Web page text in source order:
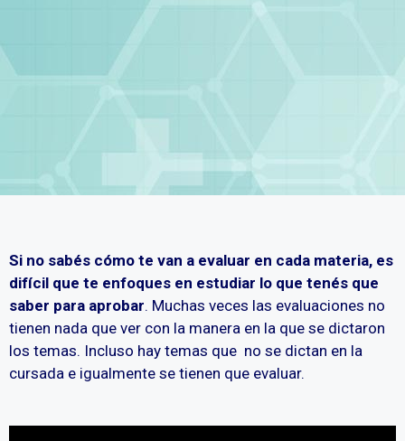
Si no sabés cómo te van a evaluar en cada materia, es
difícil que te enfoques en estudiar lo que tenés que
saber para aprobar. Muchas veces las evaluaciones no
tienen nada que ver con la manera en la que se dictaron
los temas. Incluso hay temas que no se dictan en la
cursada e igualmente se tienen que evaluar.